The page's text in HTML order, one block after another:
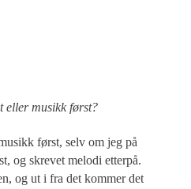
eller musikk først?
først, selv om jeg på
og skrevet melodi etterpå.
og ut i fra det kommer det